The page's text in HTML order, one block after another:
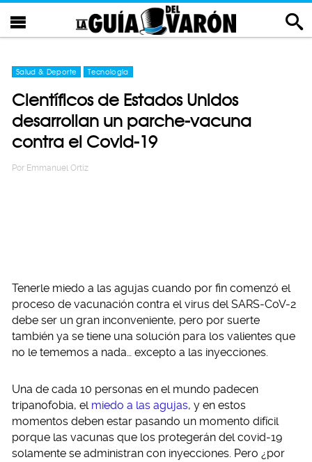
Salud & Deporte Tecnología
Científicos de Estados Unidos
desarrollan un parche-vacuna
contra el Covid-19
Por Emmanuel Ortiz
Tenerle miedo a las agujas cuando por fin comenzó el
proceso de vacunación contra el virus del SARS-CoV-2
debe ser un gran inconveniente, pero por suerte
también ya se tiene una solución para los valientes que
no le tememos a nada… excepto a las inyecciones.
Una de cada 10 personas en el mundo padecen
tripanofobia, el miedo a las agujas, y en estos
momentos deben estar pasando un momento difícil
porque las vacunas que los protegerán del covid-19
solamente se administran con inyecciones. Pero ¿por